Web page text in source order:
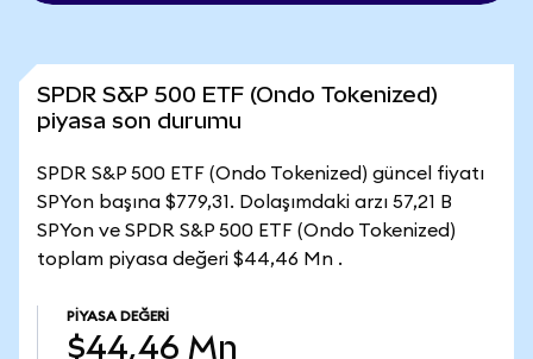
SPDR S&P 500 ETF (Ondo Tokenized)
piyasa son durumu
SPDR S&P 500 ETF (Ondo Tokenized) güncel fiyatı
SPYon başına $779,31. Dolaşımdaki arzı 57,21 B
SPYon ve SPDR S&P 500 ETF (Ondo Tokenized)
toplam piyasa değeri $44,46 Mn .
PIYASA DEĞERI
$44,46 Mn